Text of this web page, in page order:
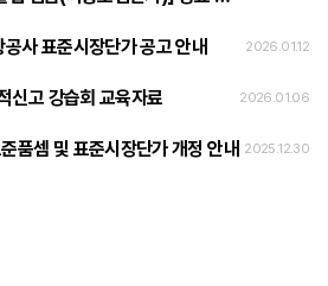
사 표준시장단가 공고 안내 2026.01.12
신고 강습회 교육자료 2026.01.06
품셈 및 표준시장단가 개정 안내 2025.12.30